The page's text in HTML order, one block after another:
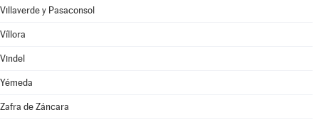
Villaverde y Pasaconsol
Víllora
Vindel
Yémeda
Zafra de Záncara